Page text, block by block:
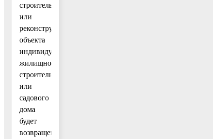
строительстве
или
реконструкции
объекта
индивидуального
жилищного
строительства
или
садового
дома
будет
возвращено